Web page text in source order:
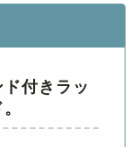
付きラッ